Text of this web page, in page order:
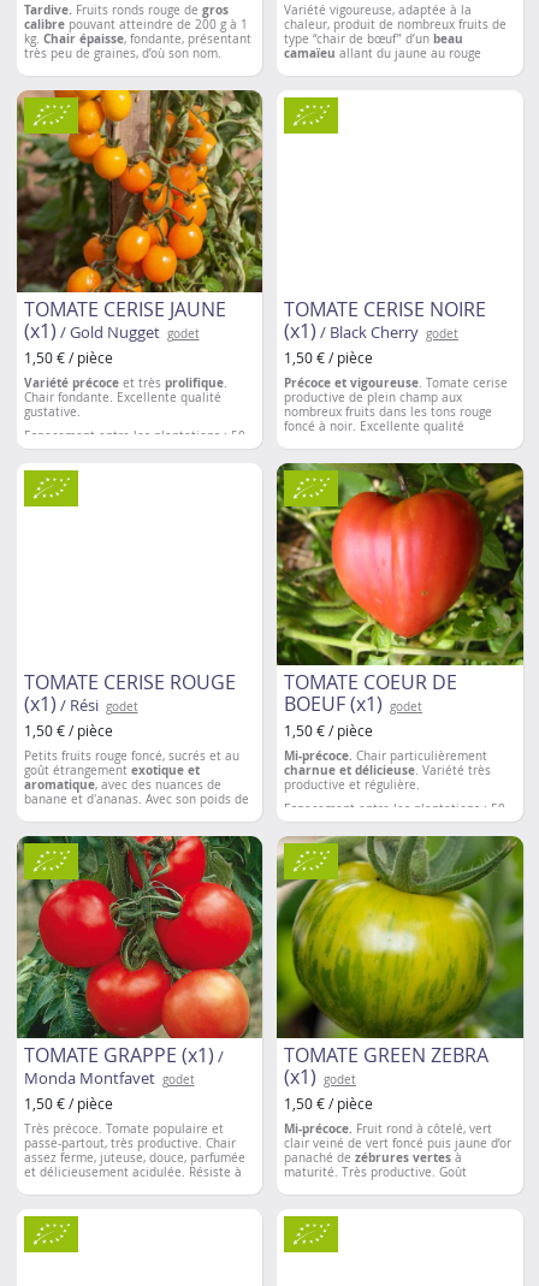
Tardive. Fruits ronds rouge de gros
calibre pouvant atteindre de 200 g à 1
kg. Chair épaisse, fondante, présentant
très peu de graines, d’où son nom.
servir en tranche.
Variété vigoureuse, adaptée à la
chaleur, produit de nombreux fruits de
type “chair de bœuf” d’un beau
camaïeu allant du jaune au rouge
contiennent
très bonne conservation.
Espacement entre les plantations
TOMATE CERISE JAUNE
(x1) / Gold Nugget godet
1,50 € / pièce
Variété précoce et très prolifique.
Chair fondante. Excellente qualité
gustative.
Espacement entre les plantations : 50
à 60 cm
TOMATE CERISE NOIRE
(x1) / Black Cherry godet
1,50 € / pièce
Précoce et vigoureuse. Tomate cerise
productive de plein champ aux
nombreux fruits dans les tons rouge
foncé à noir. Excellente qualité
Espacement entre les plantations: 50 à
60 cm
TOMATE CERISE ROUGE
(x1) / Rési godet
1,50 € / pièce
Petits fruits rouge foncé, sucrés et au
goût étrangement exotique et
aromatique, avec des nuances de
banane et d'ananas. Avec son poids de
ou en snacking. Bonnerésistance au
mildiou.
TOMATE COEUR DE
BOEUF (x1) godet
1,50 € / pièce
Mi-précoce. Chair particulièrement
charnue et délicieuse. Variété très
productive et régulière.
Espacement entre les plantations : 50
à 60 cm
TOMATE GRAPPE (x1) /
Monda Montfavet godet
1,50 € / pièce
Très précoce. Tomate populaire et
passe-partout, très productive. Chair
assez ferme, juteuse, douce, parfumée
et délicieusement acidulée. Résiste à
TOMATE GREEN ZEBRA
(x1) godet
1,50 € / pièce
Mi-précoce. Fruit rond à côtelé, vert
clair veiné de vert foncé puis jaune d’or
panaché de zébrures vertes à
maturité. Très productive. Goût
à 60 cm